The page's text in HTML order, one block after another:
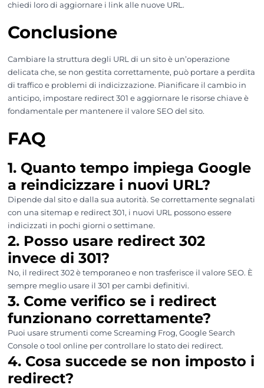
chiedi loro di aggiornare i link alle nuove URL.
Conclusione
Cambiare la struttura degli URL di un sito è un’operazione
delicata che, se non gestita correttamente, può portare a perdita
di traffico e problemi di indicizzazione. Pianificare il cambio in
anticipo, impostare redirect 301 e aggiornare le risorse chiave è
fondamentale per mantenere il valore SEO del sito.
FAQ
1. Quanto tempo impiega Google
a reindicizzare i nuovi URL?
Dipende dal sito e dalla sua autorità. Se correttamente segnalati
con una sitemap e redirect 301, i nuovi URL possono essere
indicizzati in pochi giorni o settimane.
2. Posso usare redirect 302
invece di 301?
No, il redirect 302 è temporaneo e non trasferisce il valore SEO. È
sempre meglio usare il 301 per cambi definitivi.
3. Come verifico se i redirect
funzionano correttamente?
Puoi usare strumenti come Screaming Frog, Google Search
Console o tool online per controllare lo stato dei redirect.
4. Cosa succede se non imposto i
redirect?